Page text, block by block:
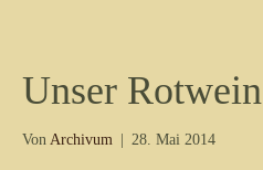
Unser Rotwein
Von Archivum 28. Mai 2014